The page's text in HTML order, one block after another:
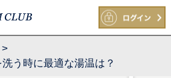
>
洗う時に最適な湯温は？